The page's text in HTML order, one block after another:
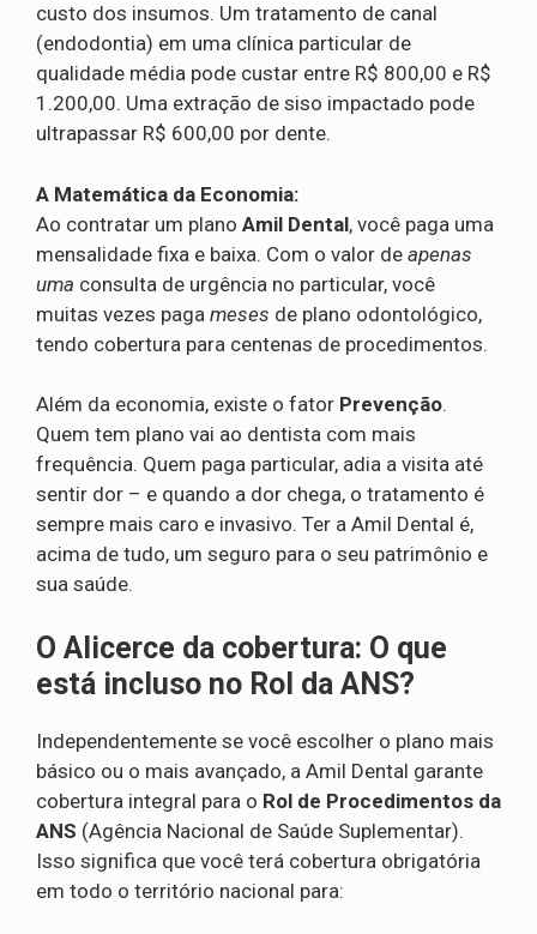
custo dos insumos. Um tratamento de canal
(endodontia) em uma clínica particular de
qualidade média pode custar entre R$ 800,00 e R$
1.200,00. Uma extração de siso impactado pode
ultrapassar R$ 600,00 por dente.
A Matemática da Economia:
Ao contratar um plano Amil Dental, você paga uma
mensalidade fixa e baixa. Com o valor de apenas
uma consulta de urgência no particular, você
muitas vezes paga meses de plano odontológico,
tendo cobertura para centenas de procedimentos.
Além da economia, existe o fator Prevenção.
Quem tem plano vai ao dentista com mais
frequência. Quem paga particular, adia a visita até
sentir dor – e quando a dor chega, o tratamento é
sempre mais caro e invasivo. Ter a Amil Dental é,
acima de tudo, um seguro para o seu patrimônio e
sua saúde.
O Alicerce da cobertura: O que
está incluso no Rol da ANS?
Independentemente se você escolher o plano mais
básico ou o mais avançado, a Amil Dental garante
cobertura integral para o Rol de Procedimentos da
ANS (Agência Nacional de Saúde Suplementar).
Isso significa que você terá cobertura obrigatória
em todo o território nacional para: